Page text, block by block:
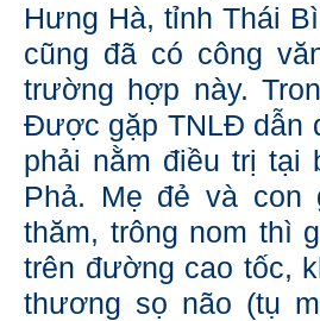
Hưng Hà, tỉnh Thái
cũng đã có công
trường hợp này.
Được gặp TNLĐ dẫn
phải nằm điều trị tại
Phả. Mẹ đẻ và
thăm, trông nom thì
trên đường cao tốc,
thương sọ não (tụ